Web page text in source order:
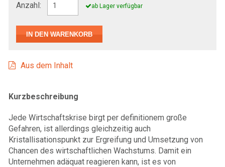
Anzahl: ab Lager verfügbar
Aus dem Inhalt
Kurzbeschreibung
Jede Wirtschaftskrise birgt per definitionem große
Gefahren, ist allerdings gleichzeitig auch
Kristallisationspunkt zur Ergreifung und Umsetzung von
Chancen des wirtschaftlichen Wachstums. Damit ein
Unternehmen adäquat reagieren kann, ist es von